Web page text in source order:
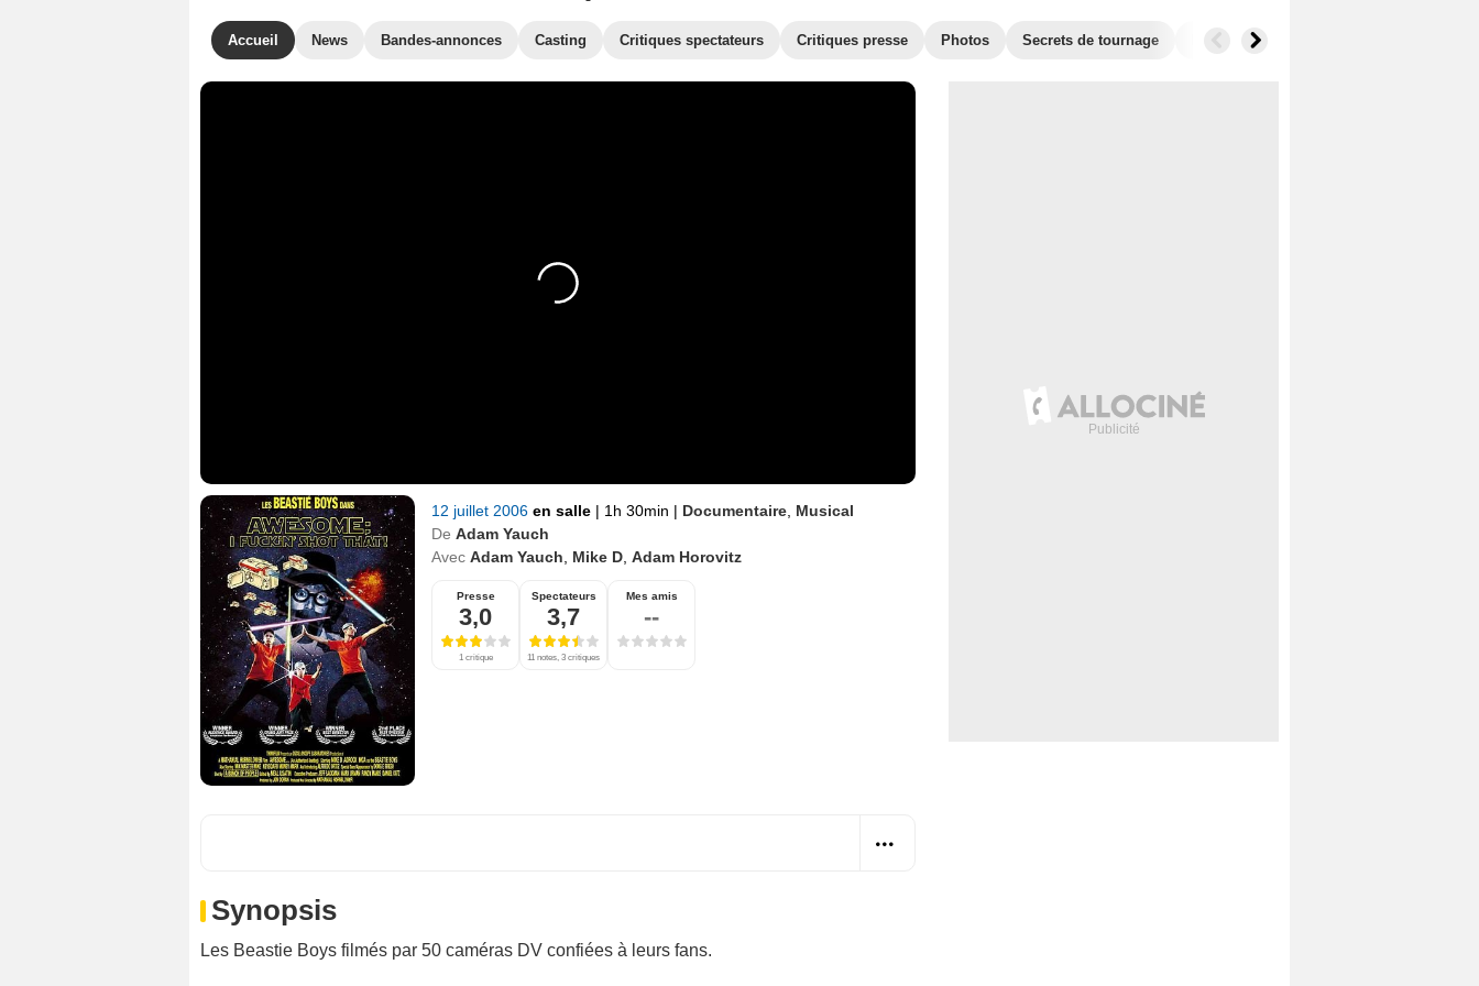
Accueil News Bandes-annonces Casting Critiques spectateurs Critiques presse Photos Secrets de tournage Films similaires
12 juillet 2006 en salle | 1h 30min | Documentaire Musical
De Adam Yauch
Avec Adam Yauch Mike D Adam Horovitz
Presse
3,0
1 critique
Spectateurs
3,7
11 notes, 3 critiques
Mes amis
--
Synopsis
Les Beastie Boys filmés par 50 caméras DV confiées à leurs fans.